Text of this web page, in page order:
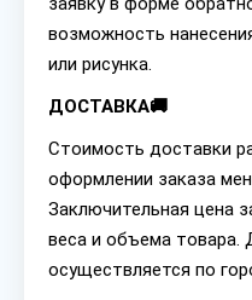
возможность
или рисунка.
ДОСТАВКА🚚
Стоимость доставки
оформлении заказа
Заключительная цена
веса и объема товара.
осуществляется по